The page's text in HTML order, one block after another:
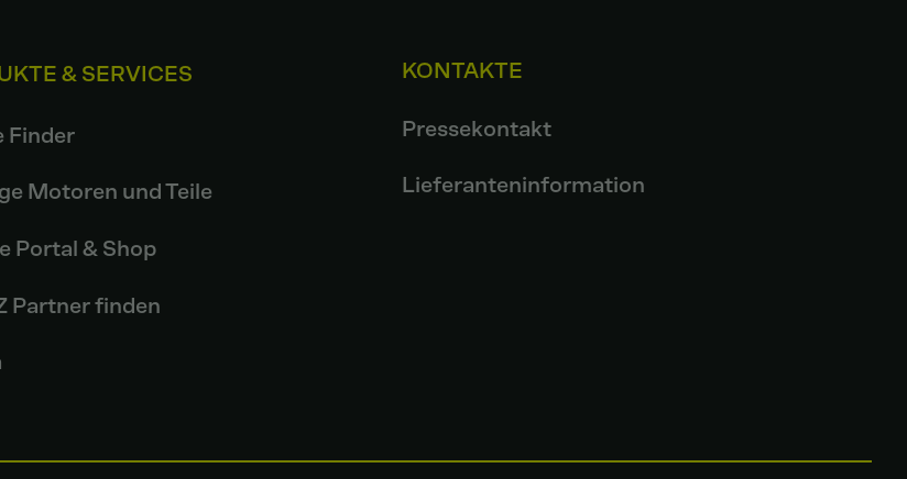
& SERVICES
Finder
Motoren und Teile
Portal & Shop
Partner finden
KONTAKTE
Pressekontakt
Lieferanteninformation